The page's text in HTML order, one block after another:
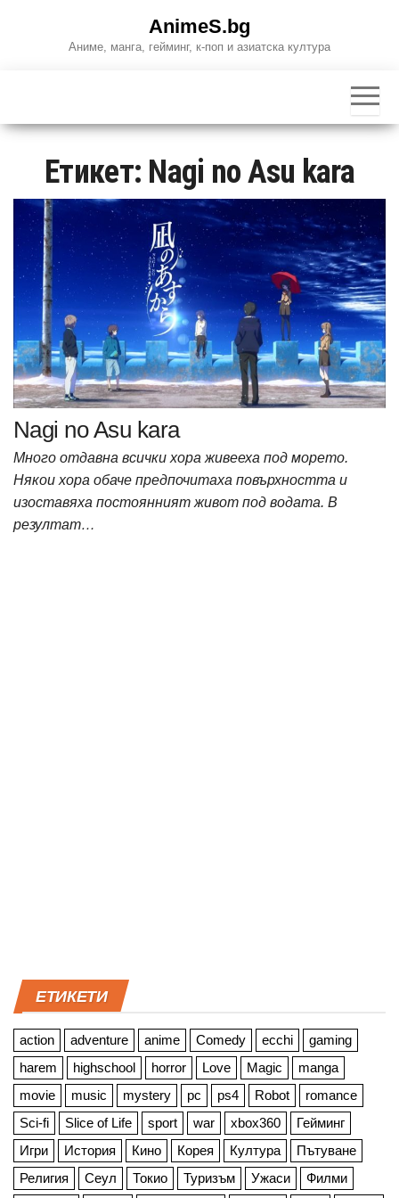
AnimeS.bg
Аниме, манга, гейминг, к-поп и азиатска култура
Етикет: Nagi no Asu kara
Nagi no Asu kara
Много отдавна всички хора живееха под морето.
Някои хора обаче предпочитаха повърхността и
изоставяха постоянният живот под водата. В
резултат…
ЕТИКЕТИ
action adventure anime Comedy ecchi
gaming
harem
highschool horror Love Magic
manga
movie
music mystery pc ps4 Robot
romance
Sci-fi
Slice of Life sport war xbox360
Гейминг
Игри
История Кино Корея Култура
Пътуване
Религия
Сеул Токио Туризъм Ужаси Филми